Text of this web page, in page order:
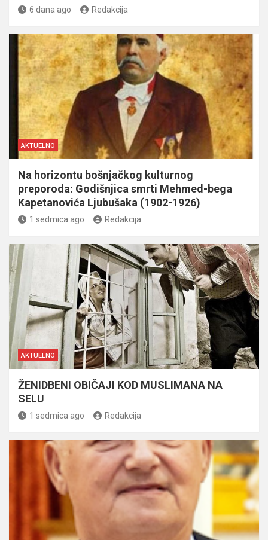
6 dana ago Redakcija
AKTUELNO
Na horizontu bošnjačkog kulturnog
preporoda: Godišnjica smrti Mehmed-bega
Kapetanovića Ljubušaka (1902-1926)
1 sedmica ago Redakcija
AKTUELNO
ŽENIDBENI OBIČAJI KOD MUSLIMANA NA
SELU
1 sedmica ago Redakcija